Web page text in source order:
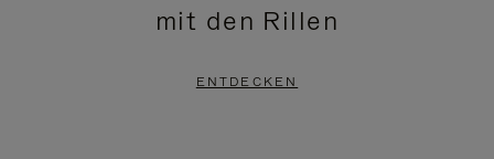
mit den Rillen
ENTDECKEN